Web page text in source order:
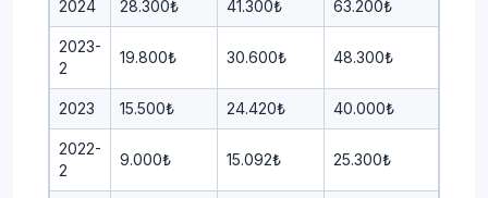
2024 28.300₺ 41.300₺ 63.200₺
2023-
2
19.800₺ 30.600₺ 48.300₺
2023 15.500₺ 24.420₺ 40.000₺
2022-
2
9.000₺ 15.092₺ 25.300₺